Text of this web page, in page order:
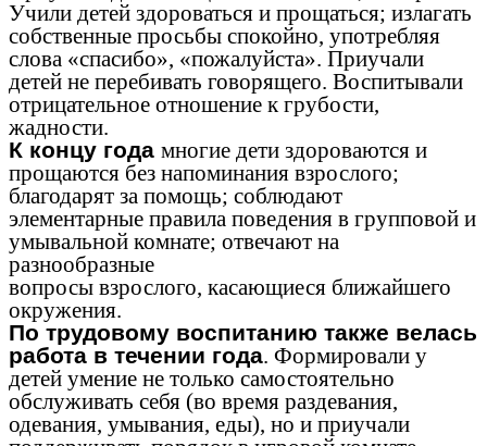
Учили детей здороваться и прощаться; излагать
собственные просьбы спокойно, употребляя
слова «спасибо», «пожалуйста». Приучали
детей не перебивать говорящего. Воспитывали
отрицательное отношение к грубости,
жадности.
К концу года многие дети здороваются и
прощаются без напоминания взрослого;
благодарят за помощь; соблюдают
элементарные правила поведения в групповой и
умывальной комнате; отвечают на
разнообразные
вопросы взрослого, касающиеся ближайшего
окружения.
По трудовому воспитанию также велась
работа в течении года. Формировали у
детей умение не только самостоятельно
обслуживать себя (во время раздевания,
одевания, умывания, еды), но и приучали